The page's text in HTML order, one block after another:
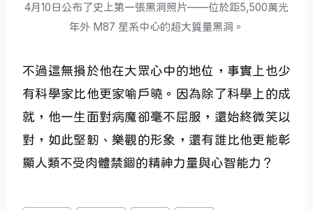
4月10日公布了史上第一張黑洞照片——位於距5,500萬光
年外 M87 星系中心的超大質量黑洞。
不過這無損於他在大眾心中的地位，事實上也少
有科學家比他更家喻戶曉。因為除了科學上的成
就，他一生面對病魔卻毫不屈服，還始終微笑以
對，如此堅韌、樂觀的形象，還有誰比他更能彰
顯人類不受肉體禁錮的精神力量與心智能力？